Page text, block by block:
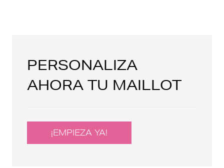
PERSONALIZA
AHORA TU MAILLOT
¡EMPIEZA YA!